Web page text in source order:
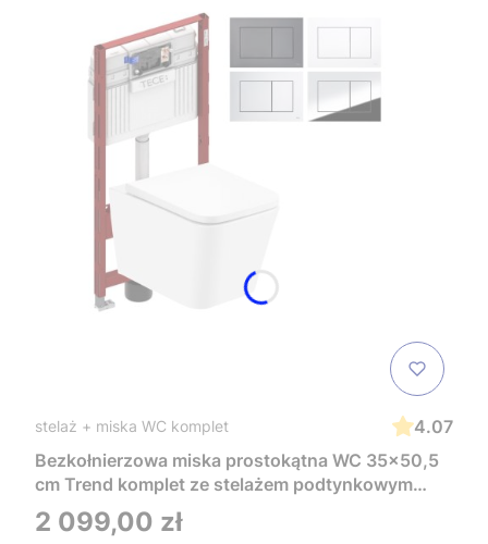
stelaż + miska WC komplet
4.07
Bezkołnierzowa miska prostokątna WC 35x50,5
cm Trend komplet ze stelażem podtynkowym
Tece i czarnym przyciskiem TeceNow
TR2216+Tece
Cena
2 099,00 zł